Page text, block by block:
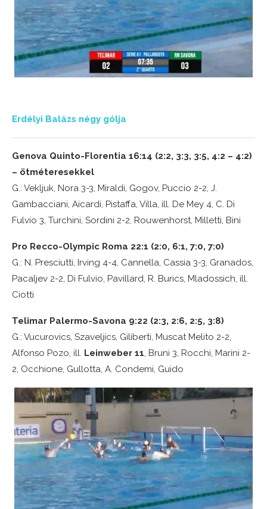
Erdélyi Balázs négy gólja
Genova Quinto-Florentia 16:14 (2:2, 3:3, 3:5, 4:2 – 4:2)
– ötméteresekkel
G.: Vekljuk, Nora 3-3, Miraldi, Gogov, Puccio 2-2, J.
Gambacciani, Aicardi, Pistaffa, Villa, ill. De Mey 4, C. Di
Fulvio 3, Turchini, Sordini 2-2, Rouwenhorst, Milletti, Bini
Pro Recco-Olympic Roma 22:1 (2:0, 6:1, 7:0, 7:0)
G.: N. Presciutti, Irving 4-4, Cannella, Cassia 3-3, Granados,
Pacaljev 2-2, Di Fulvio, Pavillard, R. Burics, Mladossich, ill.
Ciotti
Telimar Palermo-Savona 9:22 (2:3, 2:6, 2:5, 3:8)
G.: Vucurovics, Szaveljics, Giliberti, Muscat Melito 2-2,
Alfonso Pozo, ill. Leinweber 11, Bruni 3, Rocchi, Marini 2-
2, Occhione, Gullotta, A. Condemi, Guido